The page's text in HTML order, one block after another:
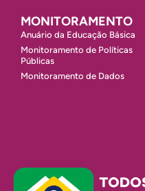
MONITORAMENTO
Anuário da Educação Básica
Monitoramento de Políticas
Públicas
Monitoramento de Dados